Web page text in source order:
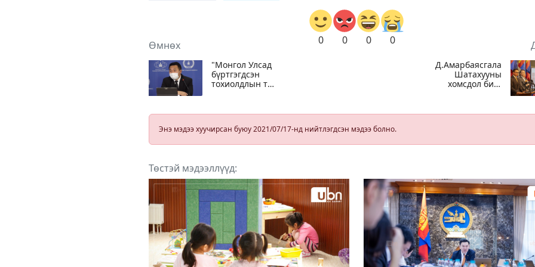
0 0 0 0
Өмнөх
"Монгол Улсад
бүртгэгдсэн
тохиолдлын тоо
хүрлээ"
Д.Амарбаясгалан:
Шатахууны
хомсдол биш
хомсдол үүсээд
Энэ мэдээ хуучирсан буюу 2021/07/17-нд нийтлэгдсэн мэдээ болно.
Төстэй мэдээллүүд: